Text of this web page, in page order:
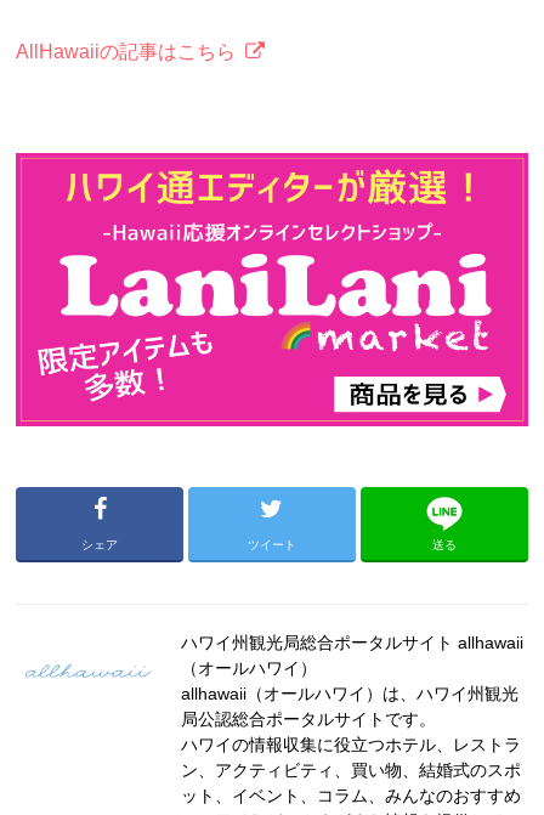
AllHawaiiの記事はこちら
シェア ツイート 送る
ハワイ州観光局総合ポータルサイト allhawaii
（オールハワイ）
allhawaii（オールハワイ）は、ハワイ州観光
局公認総合ポータルサイトです。
ハワイの情報収集に役立つホテル、レストラ
ン、アクティビティ、買い物、結婚式のスポ
ット、イベント、コラム、みんなのおすすめ